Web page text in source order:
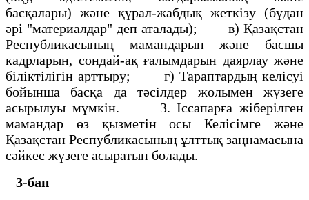
басқалары) және құрал-жабдық жеткізу (бұдан
әрі "материалдар" деп аталады); в) Қазақстан
Республикасының мамандарын және басшы
кадрларын, сондай-ақ ғалымдарын даярлау және
біліктілігін арттыру; г) Тараптардың келісуі
бойынша басқа да тәсілдер жолымен жүзеге
асырылуы мүмкін. 3. Іссапарға жіберілген
мамандар өз қызметін осы Келісімге және
Қазақстан Республикасының ұлттық заңнамасына
сәйкес жүзеге асыратын болады.
3-бап